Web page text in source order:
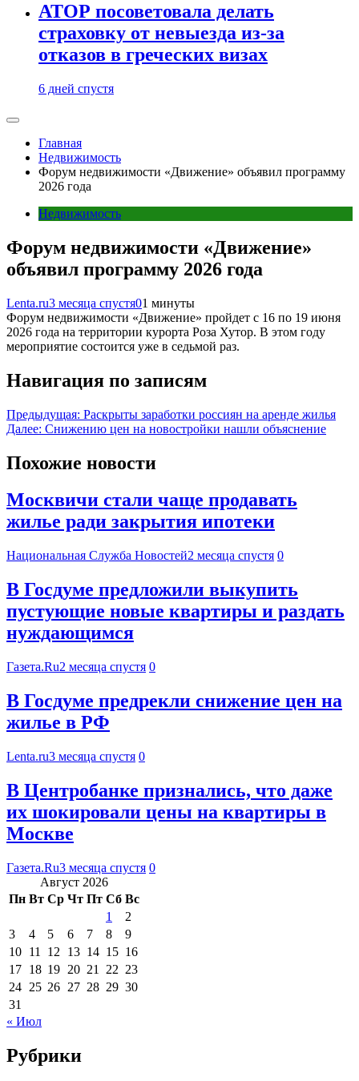
АТОР посоветовала делать
страховку от невыезда из-за
отказов в греческих визах
6 дней спустя
Главная
Недвижимость
Форум недвижимости «Движение» объявил программу
2026 года
Недвижимость
Форум недвижимости «Движение»
объявил программу 2026 года
Lenta.ru3 месяца спустя01 минуты
Форум недвижимости «Движение» пройдет с 16 по 19 июня
2026 года на территории курорта Роза Хутор. В этом году
мероприятие состоится уже в седьмой раз.
Навигация по записям
Предыдущая: Раскрыты заработки россиян на аренде жилья
Далее: Снижению цен на новостройки нашли объяснение
Похожие новости
Москвичи стали чаще продавать
жилье ради закрытия ипотеки
Национальная Служба Новостей2 месяца спустя 0
В Госдуме предложили выкупить
пустующие новые квартиры и раздать
нуждающимся
Газета.Ru2 месяца спустя 0
В Госдуме предрекли снижение цен на
жилье в РФ
Lenta.ru3 месяца спустя 0
В Центробанке признались, что даже
их шокировали цены на квартиры в
Москве
Газета.Ru3 месяца спустя 0
Август 2026
Пн Вт Ср Чт Пт Сб Вс
1
2
3
4 5 6 7 8
9
10 11 12 13 14 15 16
17 18 19 20 21 22 23
24 25 26 27 28 29 30
31
« Июл
Рубрики